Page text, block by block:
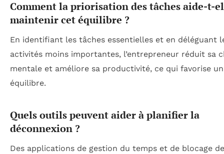
Comment la priorisation des tâches aide-t-
maintenir cet équilibre ?
En identifiant les tâches essentielles et en déléguant
activités moins importantes, l’entrepreneur réduit sa
mentale et améliore sa productivité, ce qui favorise
équilibre.
Quels outils peuvent aider à planifier la
déconnexion ?
Des applications de gestion du temps et de blocage